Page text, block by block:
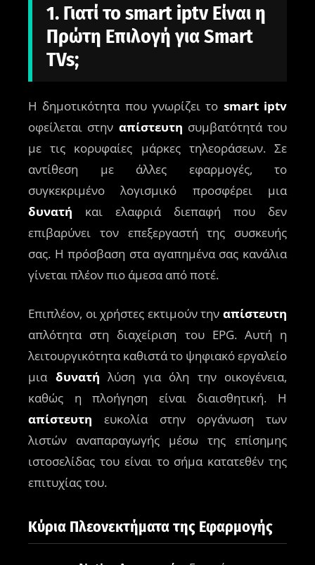
1. Γιατί το smart iptv Είναι η
Πρώτη Επιλογή για Smart
TVs;
Η δημοτικότητα που γνωρίζει το smart iptv
οφείλεται στην απίστευτη συμβατότητά του
με τις κορυφαίες μάρκες τηλεοράσεων. Σε
αντίθεση με άλλες εφαρμογές, το
συγκεκριμένο λογισμικό προσφέρει μια
δυνατή και ελαφριά διεπαφή που δεν
επιβαρύνει τον επεξεργαστή της συσκευής
σας. Η πρόσβαση στα αγαπημένα σας κανάλια
γίνεται πλέον πιο άμεσα από ποτέ.
Επιπλέον, οι χρήστες εκτιμούν την απίστευτη
απλότητα στη διαχείριση του EPG. Αυτή η
λειτουργικότητα καθιστά το ψηφιακό εργαλείο
μια δυνατή λύση για όλη την οικογένεια,
καθώς η πλοήγηση είναι διαισθητική. Η
απίστευτη ευκολία στην οργάνωση των
λιστών αναπαραγωγής μέσω της επίσημης
ιστοσελίδας του είναι το σήμα κατατεθέν της
επιτυχίας του.
Κύρια Πλεονεκτήματα της Εφαρμογής